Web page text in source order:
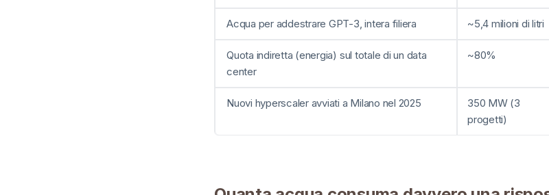
Acqua per addestrare GPT-3, intera filiera ~5,4 milioni di litri
Quota indiretta (energia) sul totale di un data
center
~80%
Nuovi hyperscaler avviati a Milano nel 2025
350 MW (3
progetti)